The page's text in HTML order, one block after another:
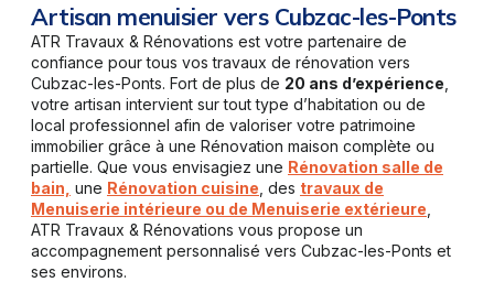
Artisan menuisier vers Cubzac-les-Ponts
ATR Travaux & Rénovations est votre partenaire de
confiance pour tous vos travaux de rénovation vers
Cubzac-les-Ponts. Fort de plus de 20 ans d’expérience
votre artisan intervient sur tout type d’habitation ou de
local professionnel afin de valoriser votre patrimoine
immobilier grâce à une Rénovation maison complète ou
partielle. Que vous envisagiez une Rénovation salle de
bain, une Rénovation cuisine , des travaux de
Menuiserie intérieure ou de Menuiserie extérieure
ATR Travaux & Rénovations vous propose un
accompagnement personnalisé vers Cubzac-les-Ponts et
ses environs.